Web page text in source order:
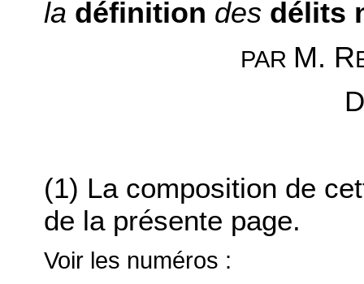
la définition des délits
PAR M. R
(1) La composition de
de la présente page.
Voir les numéros :